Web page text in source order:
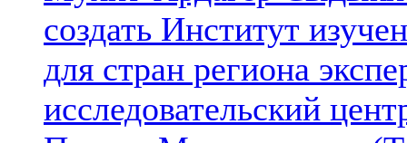
создать Институт
для стран региона
исследовательский